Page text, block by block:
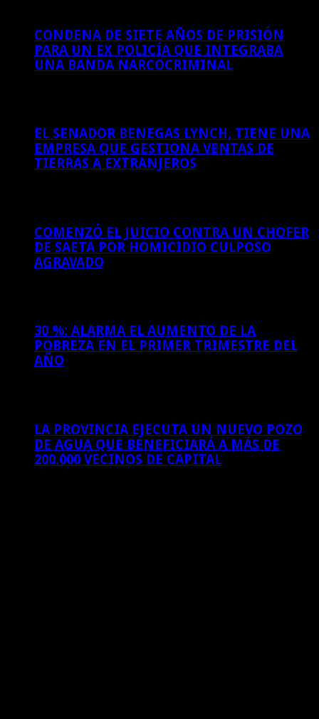
CONDENA DE SIETE AÑOS DE PRISIÓN
PARA UN EX POLICÍA QUE INTEGRABA
UNA BANDA NARCOCRIMINAL
EL SENADOR BENEGAS LYNCH, TIENE UNA
EMPRESA QUE GESTIONA VENTAS DE
TIERRAS A EXTRANJEROS
COMENZÓ EL JUICIO CONTRA UN CHOFER
DE SAETA POR HOMICIDIO CULPOSO
AGRAVADO
30 %: ALARMA EL AUMENTO DE LA
POBREZA EN EL PRIMER TRIMESTRE DEL
AÑO
LA PROVINCIA EJECUTA UN NUEVO POZO
DE AGUA QUE BENEFICIARÁ A MÁS DE
200.000 VECINOS DE CAPITAL